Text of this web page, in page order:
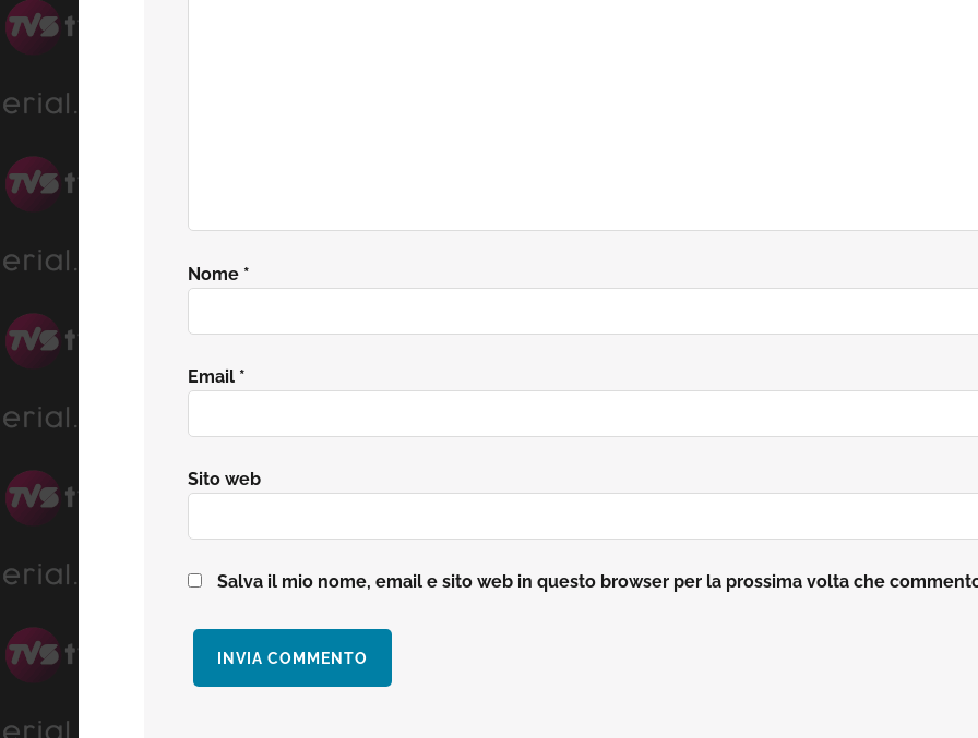
Nome *
Email *
Sito web
Salva il mio nome, email e sito web in questo browser per la prossima volta che